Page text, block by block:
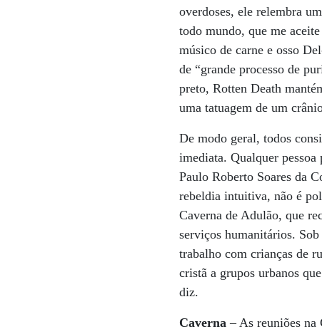
overdoses, ele relembra
todo mundo, que me
músico de carne e osso
de “grande processo de
preto, Rotten Death
uma tatuagem de um
De modo geral, todos
imediata. Qualquer pessoa
Paulo Roberto Soares da
rebeldia intuitiva, não é
Caverna de Adulão, que
serviços humanitários.
trabalho com crianças de
cristã a grupos urbanos
diz.
Caverna – As reuniões na